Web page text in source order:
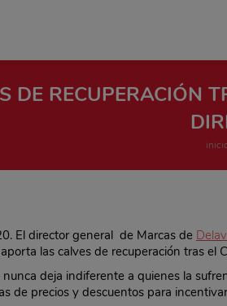
DE RECUPERACIÓN
El director general de Marcas de
las calves de recuperación tras el
nunca deja indiferente a quienes la
de precios y descuentos para